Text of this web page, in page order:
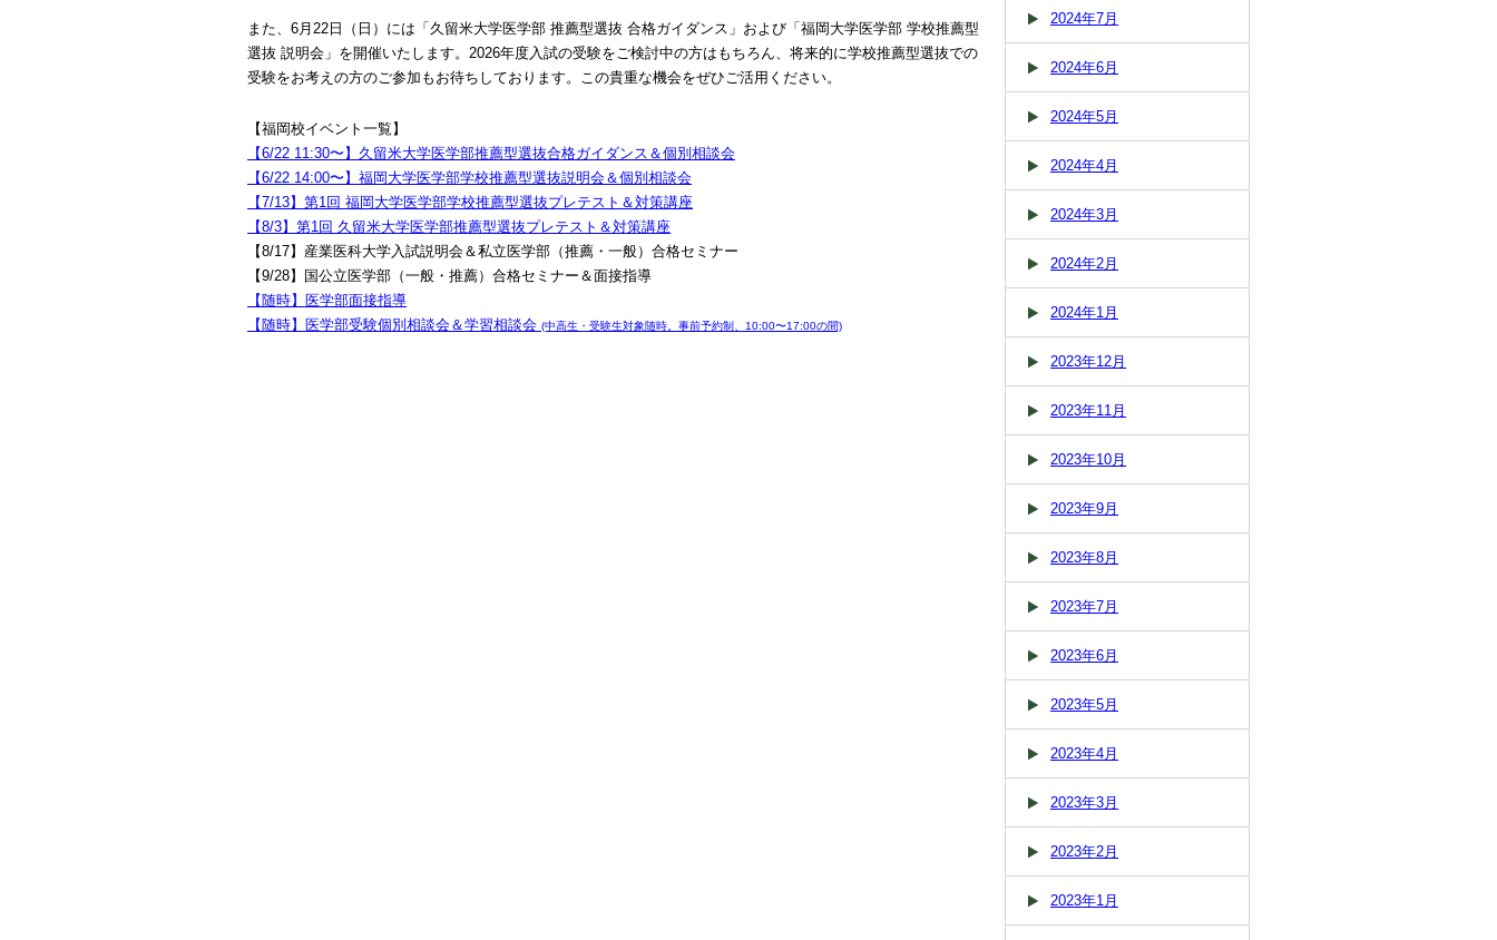
また、6月22日（日）には「久留米大学医学部 推薦型選抜 合格ガイダンス」および「福岡大学医学部 学校推薦型
選抜 説明会」を開催いたします。2026年度入試の受験をご検討中の方はもちろん、将来的に学校推薦型選抜での
受験をお考えの方のご参加もお待ちしております。この貴重な機会をぜひご活用ください。
【福岡校イベント一覧】
【6/22 11:30〜】久留米大学医学部推薦型選抜合格ガイダンス＆個別相談会
【6/22 14:00〜】福岡大学医学部学校推薦型選抜説明会＆個別相談会
【7/13】第1回 福岡大学医学部学校推薦型選抜プレテスト＆対策講座
【8/3】第1回 久留米大学医学部推薦型選抜プレテスト＆対策講座
【8/17】産業医科大学入試説明会＆私立医学部（推薦・一般）合格セミナー
【9/28】国公立医学部（一般・推薦）合格セミナー＆面接指導
【随時】医学部面接指導
【随時】医学部受験個別相談会＆学習相談会 (中高生・受験生対象随時。事前予約制、10:00〜17:00の間)
2024年7月
2024年6月
2024年5月
2024年4月
2024年3月
2024年2月
2024年1月
2023年12月
2023年11月
2023年10月
2023年9月
2023年8月
2023年7月
2023年6月
2023年5月
2023年4月
2023年3月
2023年2月
2023年1月